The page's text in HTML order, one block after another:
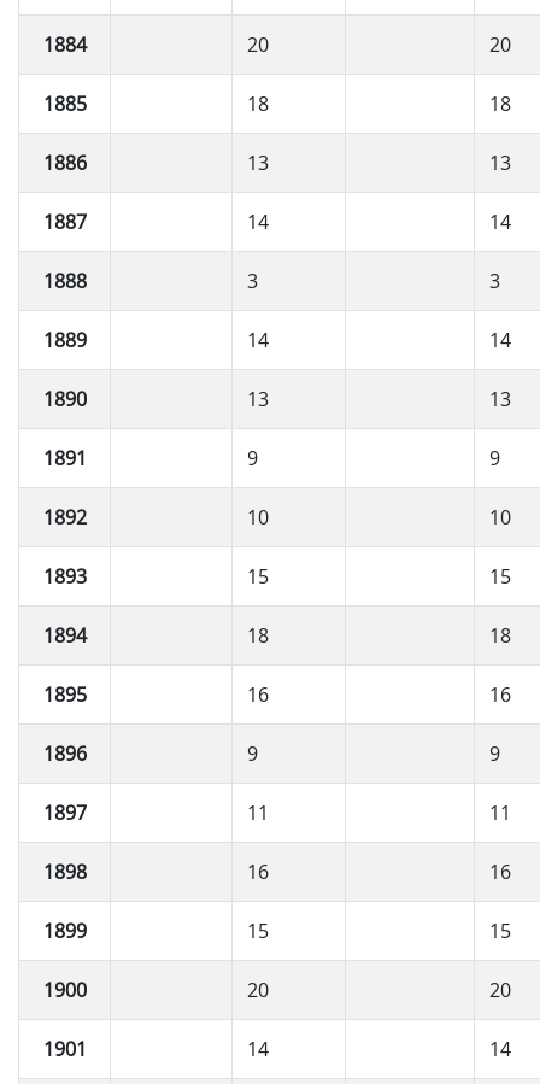
1884 20 20
1885 18 18
1886 13 13
1887 14 14
1888 3 3
1889 14 14
1890 13 13
1891 9 9
1892 10 10
1893 15 15
1894 18 18
1895 16 16
1896 9 9
1897 11 11
1898 16 16
1899 15 15
1900 20 20
1901 14 14